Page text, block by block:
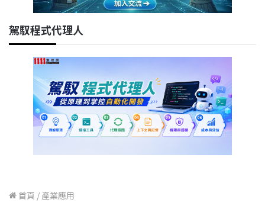
駕馭程式代理人